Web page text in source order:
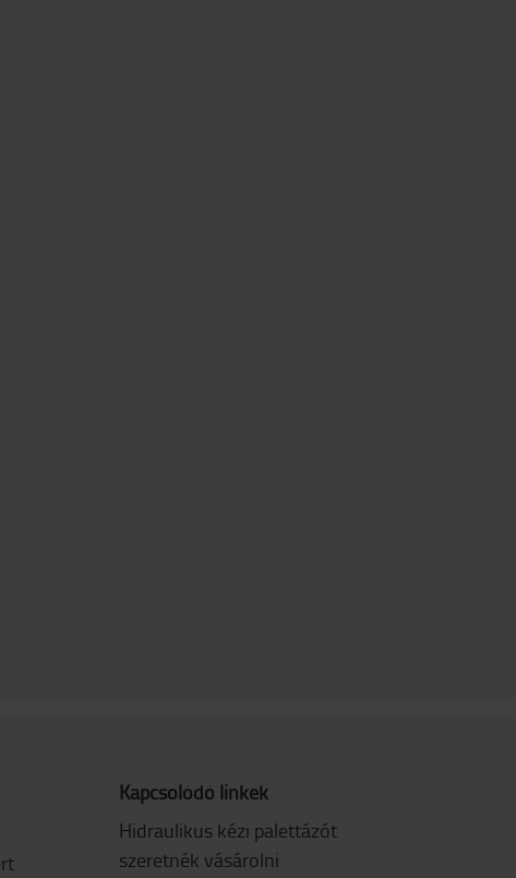
Kapcsolódó linkek
Hidraulikus kézi palettázót
szeretnék vásárolni